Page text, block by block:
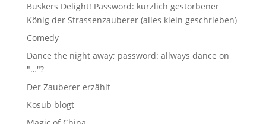
Buskers Delight! Password: kürzlich gestorbener
König der Strassenzauberer (alles klein geschrieben)
Comedy
Dance the night away; password: allways dance on
"…"?
Der Zauberer erzählt
Kosub blogt